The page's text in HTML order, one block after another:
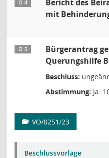
Ö 4
Bericht des
mit
Ö 5
Bürgerantrag
Querungshilfe
Beschluss:
Abstimmung: Ja:
VO/0251/23
Beschlussvorlage